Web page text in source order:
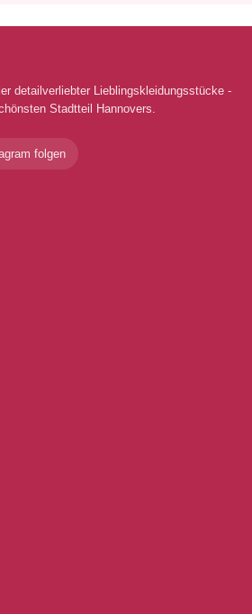
detailverliebter Lieblingskleidungsstücke -
Stadtteil Hannovers.
folgen